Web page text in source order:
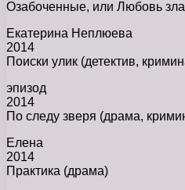
Озабоченные, или Любовь
Екатерина Неплюева
2014
Поиски улик (детектив,
эпизод
2014
По следу зверя (драма,
Елена
2014
Практика (драма)